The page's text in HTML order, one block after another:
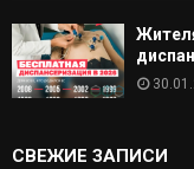
СВЕЖИЕ ЗАПИСИ